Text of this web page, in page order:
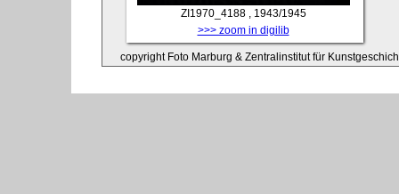
ZI1970_4188
, 1943/1945
>>> zoom in digilib
copyright Foto Marburg & Zentralinstitut für